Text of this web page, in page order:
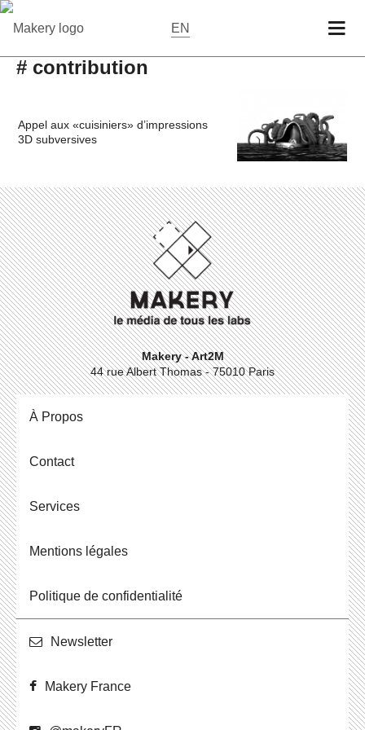
EN
# contribution
Appel aux «cuisiniers» d’impressions
3D subversives
Makery - Art2M
44 rue Albert Thomas - 75010 Paris
À Propos
Contact
Ser­vices
Men­tions légales
Po­li­tique de confidentialité
News­let­ter
Makery France